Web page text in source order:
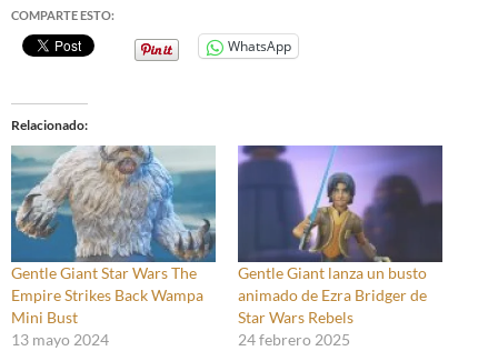
COMPARTE ESTO:
WhatsApp
Relacionado
Gentle Giant Star Wars The
Empire Strikes Back Wampa
Mini Bust
13 mayo 2024
Gentle Giant lanza un busto
animado de Ezra Bridger de
Star Wars Rebels
24 febrero 2025